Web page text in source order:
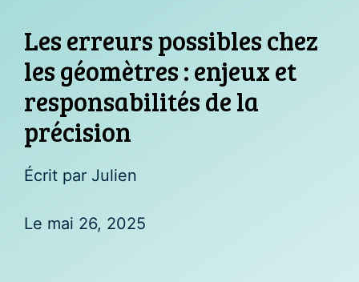
Les erreurs possibles chez
les géomètres : enjeux et
responsabilités de la
précision
Écrit par Julien
Le mai 26, 2025